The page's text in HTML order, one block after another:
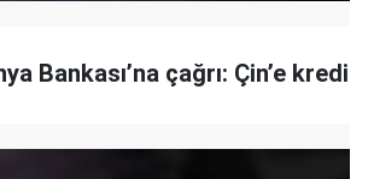
Bankası’na çağrı: Çin’e kredi